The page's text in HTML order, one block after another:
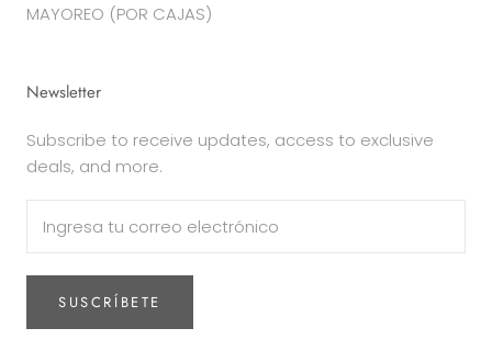
MAYOREO (POR CAJAS)
Newsletter
Subscribe to receive updates, access to exclusive
deals, and more.
SUSCRÍBETE